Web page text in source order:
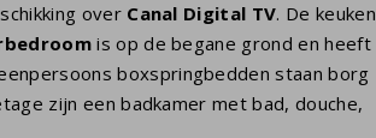
over Canal Digital TV. De keuken
is op de begane grond en heeft
boxspringbedden staan borg
zijn een badkamer met bad, douche,